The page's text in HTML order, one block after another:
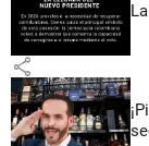
share